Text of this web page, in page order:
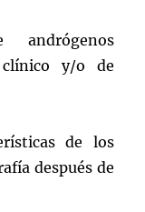
y/o de
de los
después de